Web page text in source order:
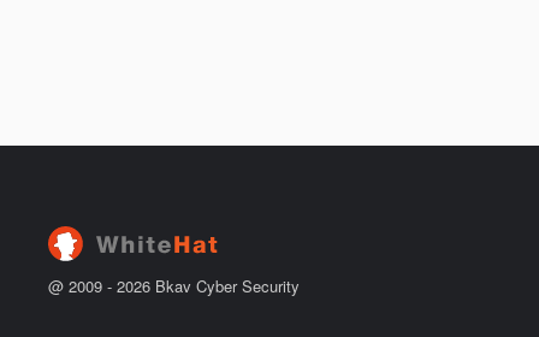
@ 2009 - 2026 Bkav Cyber Security